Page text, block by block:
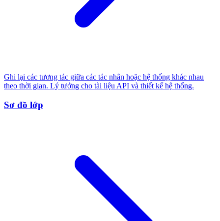
Ghi lại các tương tác giữa các tác nhân hoặc hệ thống khác nhau
theo thời gian. Lý tưởng cho tài liệu API và thiết kế hệ thống.
Sơ đồ lớp